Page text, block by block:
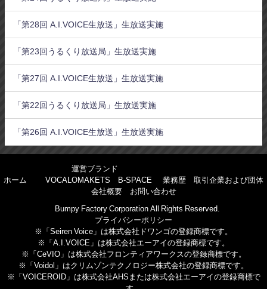
「第28回 A.I.VOICE生放送」生放送実施
「第23回うるくり放送局」生放送実施
「第27回 A.I.VOICE生放送」生放送実施
「第22回うるくり放送局」生放送実施
「第26回 A.I.VOICE生放送」生放送実施
ホーム
運営ブランド
VOCALOMAKETS
B-SPACE 業務歴
取引企業および団体
会社概要
お問い合わせ
©Bumpy Factory Corporation All Rights Reserved.
プライバシーポリシー
※「Seiren Voice」は株式会社ドワンゴの登録商標です。
※「A.I.VOICE」は株式会社エーアイの登録商標です。
※「CeVIO」は株式会社フロンティアワークスの登録商標です。
※「Voidol」はクリムゾンテクノロジー株式会社の登録商標です。
※「VOICEROID」は株式会社AHSまたは株式会社エーアイの登録商標で